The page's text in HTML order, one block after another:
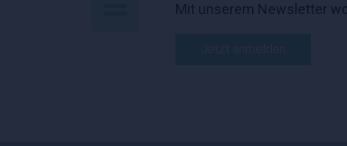
Mit unserem Newsletter